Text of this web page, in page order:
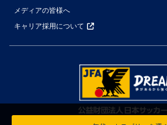
メディアの皆様へ
キャリア採用について